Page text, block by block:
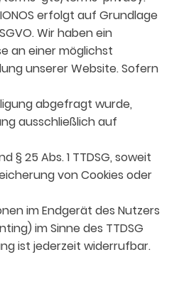
erfolgt auf Grundlage
Wir haben ein
an einer möglichst
unserer Website. Sofern
abgefragt wurde,
ausschließlich auf
§ 25 Abs. 1 TTDSG, soweit
von Cookies oder
im Endgerät des Nutzers
im Sinne des TTDSG
ist jederzeit widerrufbar.